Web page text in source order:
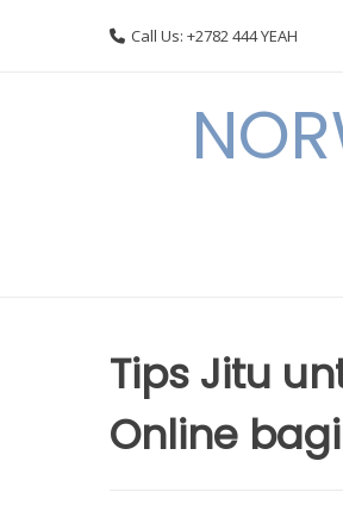
Call Us: +2782 444 YEAH
Tips Jitu
Online